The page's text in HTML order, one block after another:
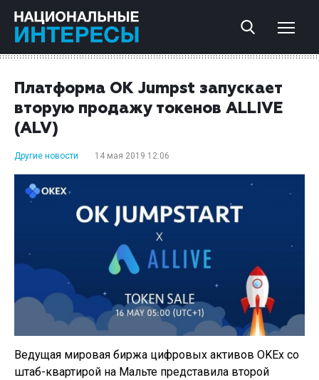
Платформа OK Jumpst запускает
вторую продажу токенов ALLIVE
(ALV)
Другие новости 14 мая 2019 12:06
Ведущая мировая биржа цифровых активов OKEx со
штаб-квартирой на Мальте представила второй